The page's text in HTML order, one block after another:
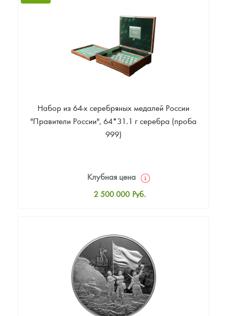
Звоните
Набор из 64-х серебряных медалей России
"Правители России", 64*31.1 г серебра (проба
999)
Клубная цена
2 500 000 Руб.
Цена выкупа
Звоните